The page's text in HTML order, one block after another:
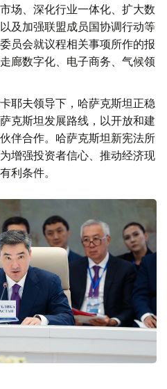
场、深化行业一体化、扩大数
及加强联盟成员国协调行动等
员会就议程相关事项所作的报
廊数字化、电子商务、气候领
耶夫领导下，哈萨克斯坦正稳
克斯坦发展路线，以开放和建
伴合作。哈萨克斯坦新宪法所
增强投资者信心、推动经济现
利条件。